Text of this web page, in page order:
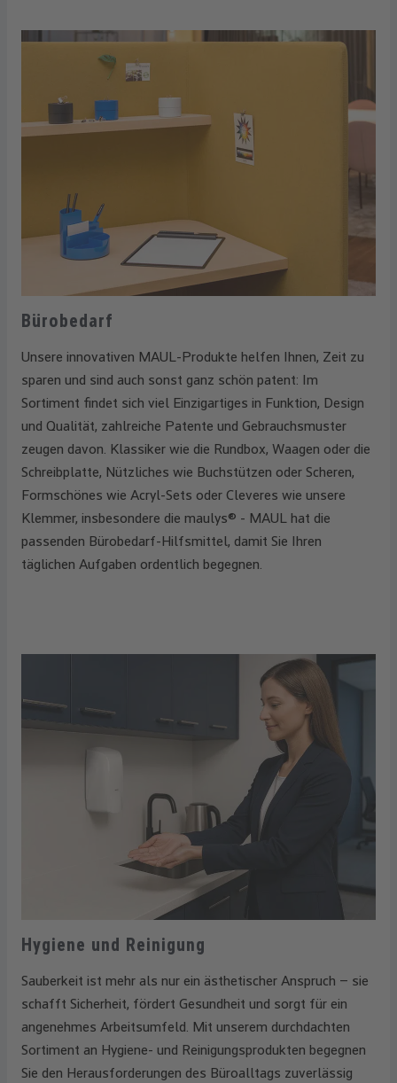
Bürobedarf
Unsere innovativen MAUL-Produkte helfen Ihnen, Zeit zu
sparen und sind auch sonst ganz schön patent: Im
Sortiment findet sich viel Einzigartiges in Funktion, Design
und Qualität, zahlreiche Patente und Gebrauchsmuster
zeugen davon. Klassiker wie die Rundbox, Waagen oder die
Schreibplatte, Nützliches wie Buchstützen oder Scheren,
Formschönes wie Acryl-Sets oder Cleveres wie unsere
Klemmer, insbesondere die maulys® - MAUL hat die
passenden Bürobedarf-Hilfsmittel, damit Sie Ihren
täglichen Aufgaben ordentlich begegnen.
Hygiene und Reinigung
Sauberkeit ist mehr als nur ein ästhetischer Anspruch – sie
schafft Sicherheit, fördert Gesundheit und sorgt für ein
angenehmes Arbeitsumfeld. Mit unserem durchdachten
Sortiment an Hygiene- und Reinigungsprodukten begegnen
Sie den Herausforderungen des Büroalltags zuverlässig